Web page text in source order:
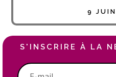
9
S'INSCRIRE À LA